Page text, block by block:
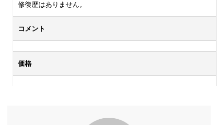
修復歴はありません。
コメント
価格